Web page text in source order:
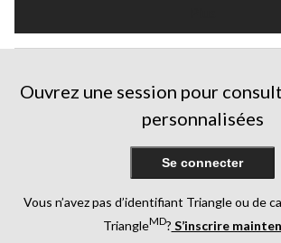
Ouvrez une session pour
personnalisées
Se connecter
Vous n’avez pas d’identifiant Triangle ou de
TriangleMD? S’inscrire